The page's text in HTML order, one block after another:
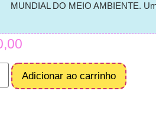
MUNDIAL DO MEIO AMBIENTE.
Adicionar ao carrinho